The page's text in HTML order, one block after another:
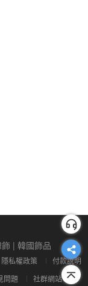
| 韓國飾品
隱私權政策
付款說明
問題 社群網站